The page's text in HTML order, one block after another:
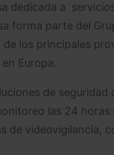
dedicada a
forma parte del
los principales
Europa.
de seguridad
las 24 horas
de videovigilancia,